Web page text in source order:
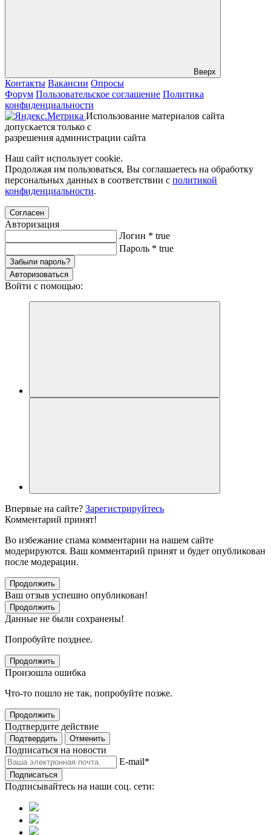
Вверх
Контакты Вакансии Опросы
Форум Пользовательское соглашение Политика
конфиденциальности
Использование материалов сайта
допускается только с
разрешения администрации сайта
Наш сайт использует cookie.
Продолжая им пользоваться, Вы соглашаетесь на обработку
персональных данных в соответствии с политикой
конфиденциальности.
Согласен
Авторизация
Логин * true
Пароль * true
Забыли пароль?
Авторизоваться
Войти с помощью:
Впервые на сайте? Зарегистрируйтесь
Комментарий принят!
Во избежание спама комментарии на нашем сайте
модерируются. Ваш комментарий принят и будет опубликован
после модерации.
Продолжить
Ваш отзыв успешно опубликован!
Продолжить
Данные не были сохранены!
Попробуйте позднее.
Продолжить
Произошла ошибка
Что-то пошло не так, попробуйте позже.
Продолжить
Подтвердите действие
Подтвердить Отменить
Подписаться на новости
E-mail*
Подписаться
Подписывайтесь на наши соц. сети: